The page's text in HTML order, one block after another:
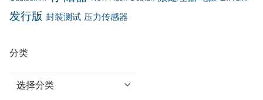
发行版 封装测试 压力传感器
分类
分